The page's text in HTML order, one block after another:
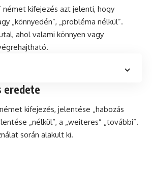
német kifejezés azt jelenti, hogy
„könnyedén”, „ probléma nélkül”.
ahol valami könnyen vagy
eredete
kifejezés, jelentése „habozás
„nélkül”, a „weiteres” „további”.
során alakult ki.